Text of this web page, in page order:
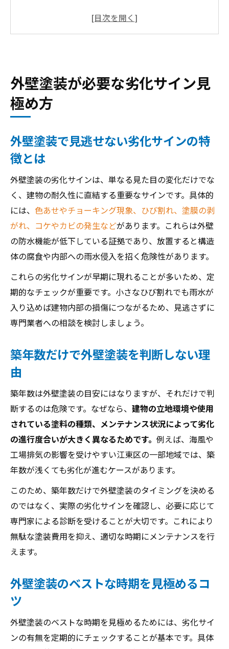
築年数だけで外壁塗装を判断しない理由
戸建て外壁に現れる塗装時期の兆候とは
戸建て外壁塗装の兆候を見極める視点
戸建て外壁塗装の適切なタイミング判断法
外壁塗装の兆候を見逃さず点検する方法
色あせやチョーキングの具体的な対策法
外壁塗装の色あせを最小限に抑える方法
チョーキング現象を防ぐ外壁塗装対策
外壁塗装で失敗しない色選びのコツ
色あせサインを早期発見するチェック法
外壁塗装とチョーキングの関係を解説
コケやカビから判断する外壁塗装の目安
外壁塗装でコケやカビを防ぐ基本対策
コケやカビ発生が示す外壁塗装時期の目安
外壁塗装とカビ・コケ防止策の重要性
放置が危険な外壁劣化と塗装の重要性
外壁塗装を放置すると劣化が進行する理由
外壁塗装で防げる重大な劣化トラブルとは
外壁塗装の遅れが資産価値に与える影響
外壁塗装で雨漏りや腐食を防ぐ大切さ
監修者：鈴木 翔悟
外壁塗装が必要な劣化サイン見
極め方
外壁塗装で見逃せない劣化サインの特
徴とは
外壁塗装の劣化サインは、単なる見た目の変化だけでな
く、建物の耐久性に直結する重要なサインです。具体的
には、 色あせやチョーキング現象、ひび割れ、塗膜の剥
がれ、コケやカビの発生などがあります。これらは外壁
の防水機能が低下している証拠であり、放置すると構造
体の腐食や内部への雨水侵入を招く危険性があります。
これらの劣化サインが早期に現れることが多いため、定
期的なチェックが重要です。小さなひび割れでも雨水が
入り込めば建物内部の損傷につながるため、見逃さずに
専門業者への相談を検討しましょう。
築年数だけで外壁塗装を判断しない理
由
築年数は外壁塗装の目安にはなりますが、それだけで判
断するのは危険です。なぜなら、 建物の立地環境や使用
されている塗料の種類、メンテナンス状況によって劣化
の進行度合いが大きく異なるためです。 例えば、海風や
工場排気の影響を受けやすい江東区の一部地域では、築
年数が浅くても劣化が進むケースがあります。
このため、築年数だけで外壁塗装のタイミングを決める
のではなく、実際の劣化サインを確認し、必要に応じて
専門家による診断を受けることが大切です。これにより
無駄な塗装費用を抑え、適切な時期にメンテナンスを行
えます。
外壁塗装のベストな時期を見極めるコ
ツ
外壁塗装のベストな時期を見極めるためには、劣化サイ
ンの有無を定期的にチェックすることが基本です。具体